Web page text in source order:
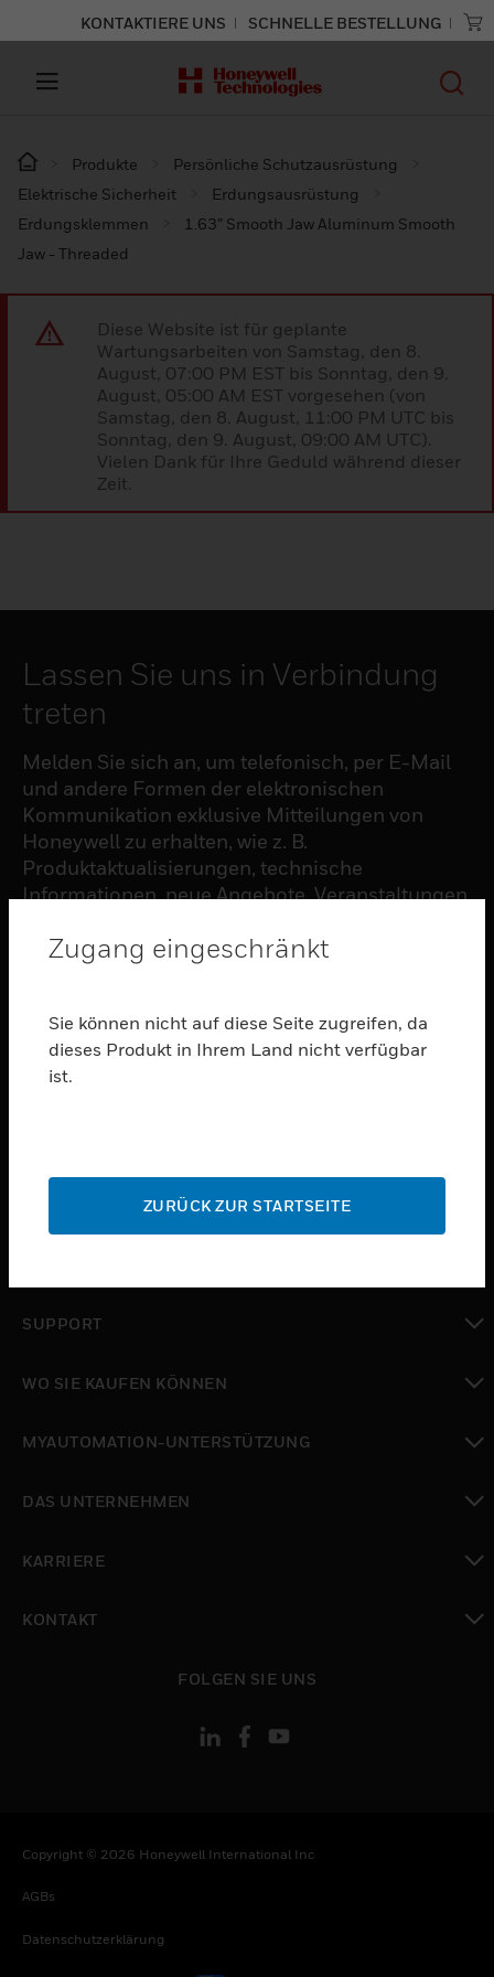
KONTAKTIERE UNS SCHNELLE BESTELLUNG
Produkte
Persönliche Schutzausrüstung
Elektrische Sicherheit
Erdungsausrüstung
Erdungsklemmen
1.63” Smooth Jaw Aluminum Smooth
Jaw - Threaded
Diese Website ist für geplante
Wartungsarbeiten von Samstag, den 8.
August, 07:00 PM EST bis Sonntag, den 9.
August, 05:00 AM EST vorgesehen (von
Samstag, den 8. August, 11:00 PM UTC bis
Sonntag, den 9. August, 09:00 AM UTC).
Vielen Dank für Ihre Geduld während dieser
Zeit.
Lassen Sie uns in Verbindung
treten
Melden Sie sich an, um telefonisch, per E-Mail
und andere Formen der elektronischen
Kommunikation exklusive Mitteilungen von
Honeywell zu erhalten, wie z. B.
Produktaktualisierungen, technische
Informationen, neue Angebote, Veranstaltungen
und ähnliche Themen.
ABONNIEREN
PRODUKTE
SUPPORT
WO SIE KAUFEN KÖNNEN
MYAUTOMATION-UNTERSTÜTZUNG
DAS UNTERNEHMEN
KARRIERE
KONTAKT
FOLGEN SIE UNS
Copyright © 2026 Honeywell International Inc
AGBs
Datenschutzerklärung
Zugang eingeschränkt
Sie können nicht auf diese Seite zugreifen, da
dieses Produkt in Ihrem Land nicht verfügbar
ist.
ZURÜCK ZUR STARTSEITE